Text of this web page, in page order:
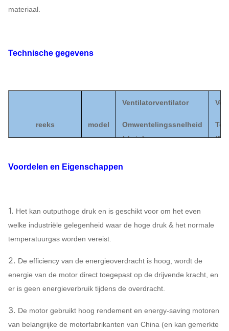
materiaal.
Technische gegevens
reeks model
Ventilatorventilator
Omwentelingssnelheid
(r/min)
(Pa
9-03 8C
Voordelen en Eigenschappen
1. Het kan outputhoge druk en is geschikt voor om het even
welke industriële gelegenheid waar de hoge druk & het normale
temperatuurgas worden vereist.
2. De efficiency van de energieoverdracht is hoog, wordt de
energie van de motor direct toegepast op de drijvende kracht, en
er is geen energieverbruik tijdens de overdracht.
3. De motor gebruikt hoog rendement en energy-saving motoren
van belangrijke de motorfabrikanten van China (en kan gemerkte